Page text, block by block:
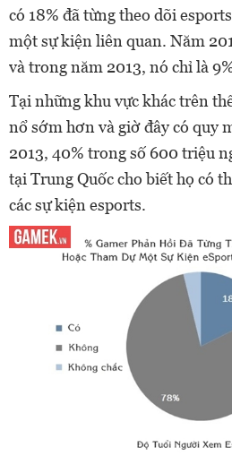
có 18% đã từng theo dõi
một sự kiện liên quan. Năm
và trong năm 2013, nó chỉ là
Tại những khu vực khác trên
nổ sớm hơn và giờ đây có quy
2013, 40% trong số 600 triệu
tại Trung Quốc cho biết họ có
các sự kiện esports.